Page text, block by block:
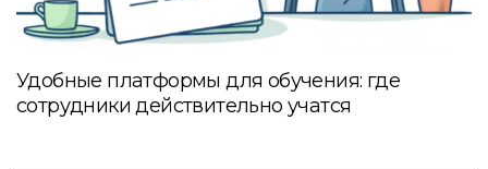
Удобные платформы для обучения: где
сотрудники действительно учатся